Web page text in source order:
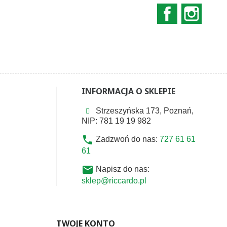
Facebook
INFORMACJA O SKLEPIE
Strzeszyńska 173, Poznań,
NIP: 781 19 19 982
phone Zadzwoń do nas: 727 61 61
61
email Napisz do nas:
sklep@riccardo.pl
TWOJE KONTO